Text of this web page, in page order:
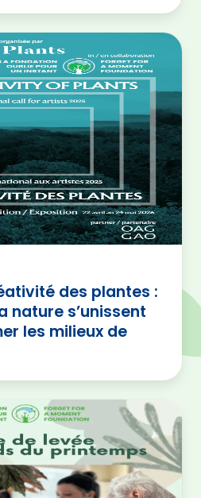
des plantes :
nature s’unissent
les milieux de